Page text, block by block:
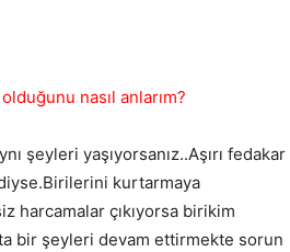
nasıl anlarım?
şeyleri yaşıyorsanız..Aşırı fedakar
kurtarmaya
harcamalar çıkıyorsa birikim
bir şeyleri devam ettirmekte sorun